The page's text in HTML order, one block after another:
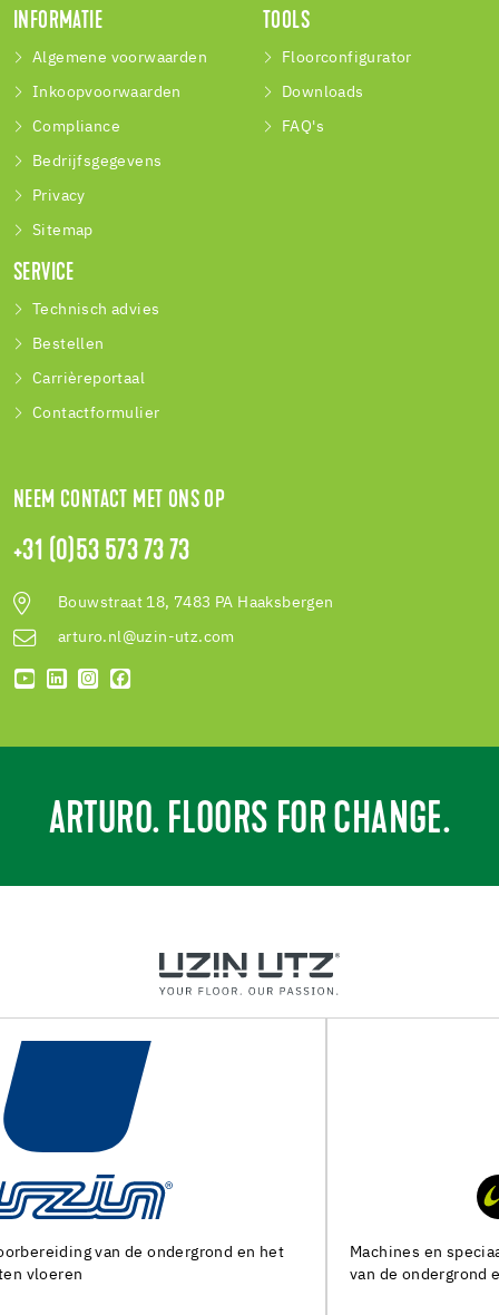
INFORMATIE
Algemene voorwaarden
Inkoopvoorwaarden
Compliance
Bedrijfsgegevens
Privacy
Sitemap
TOOLS
Floorconfigurator
Downloads
FAQ's
SERVICE
Technisch advies
Bestellen
Carrièreportaal
Contactformulier
NEEM CONTACT MET ONS OP
+31 (0)53 573 73 73
Bouwstraat 18, 7483 PA Haaksbergen
arturo.nl@uzin-utz.com
ARTURO. FLOORS FOR CHANGE.
Machines en speciaal gereedschap voor de voorbereiding
van de ondergrond en het leggen van alle soorten bedekking